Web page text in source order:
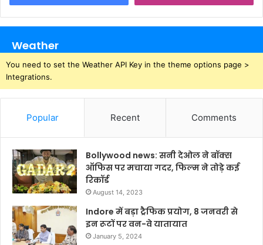
Weather
You need to set the Weather API Key in the theme options page >
Integrations.
Popular Recent Comments
Bollywood news: सनी देओल ने बॉक्स
ऑफिस पर मचाया गदर, फिल्म ने तोड़े कई
रिकॉर्ड
August 14, 2023
Indore में बड़ा ट्रैफिक प्रयोग, 8 जनवरी से
इन रूटों पर वन-वे यातायात
January 5, 2024